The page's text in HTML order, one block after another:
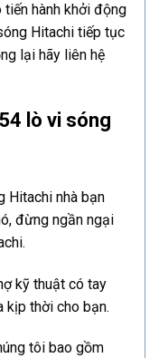
hành khởi động
Hitachi tiếp tục
lại hãy liên hệ
lò vi sóng
Hitachi nhà bạn
đừng ngần ngại
kỹ thuật có tay
kịp thời cho bạn.
tôi bao gồm